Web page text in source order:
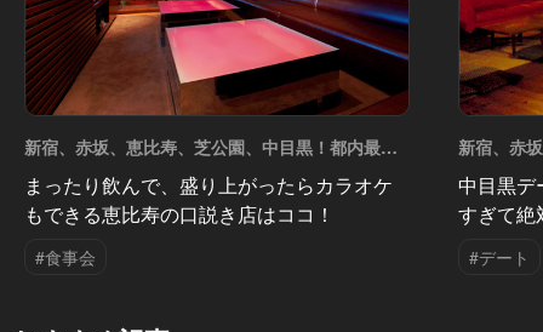
新宿、赤坂、恵比寿、芝公園、中目黒！都内最強
のデートスポット5選 Vol.6
まったり飲んで、盛り上がったらカラオケ
もできる恵比寿の口説き店はココ！
#食事会
新宿、赤
のデート
中目黒デ
すぎて絶
#デート